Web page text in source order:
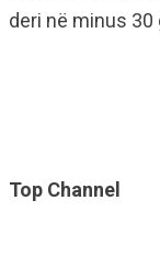
deri në minus 30
Top Channel